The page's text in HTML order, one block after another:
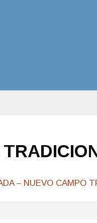
– NUEVO CAMPO